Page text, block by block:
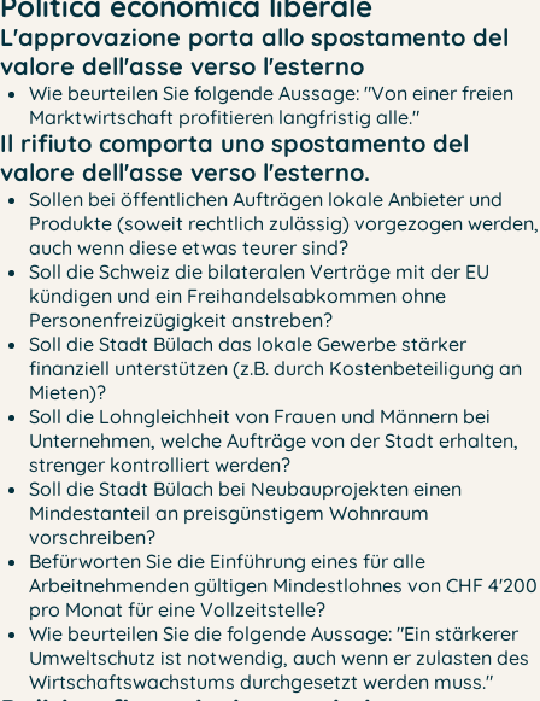
L'approvazione porta allo spostamento del
valore dell'asse verso l'esterno
Wie beurteilen Sie folgende Aussage: "Von einer freien
Marktwirtschaft profitieren langfristig alle."
Il rifiuto comporta uno spostamento del
valore dell'asse verso l'esterno.
Sollen bei öffentlichen Aufträgen lokale Anbieter und
Produkte (soweit rechtlich zulässig) vorgezogen werden,
auch wenn diese etwas teurer sind?
Soll die Schweiz die bilateralen Verträge mit der EU
kündigen und ein Freihandelsabkommen ohne
Personenfreizügigkeit anstreben?
Soll die Stadt Bülach das lokale Gewerbe stärker
finanziell unterstützen (z.B. durch Kostenbeteiligung an
Mieten)?
Soll die Lohngleichheit von Frauen und Männern bei
Unternehmen, welche Aufträge von der Stadt erhalten,
strenger kontrolliert werden?
Soll die Stadt Bülach bei Neubauprojekten einen
Mindestanteil an preisgünstigem Wohnraum
vorschreiben?
Befürworten Sie die Einführung eines für alle
Arbeitnehmenden gültigen Mindestlohnes von CHF 4'200
pro Monat für eine Vollzeitstelle?
Wie beurteilen Sie die folgende Aussage: "Ein stärkerer
Umweltschutz ist notwendig, auch wenn er zulasten des
Wirtschaftswachstums durchgesetzt werden muss."